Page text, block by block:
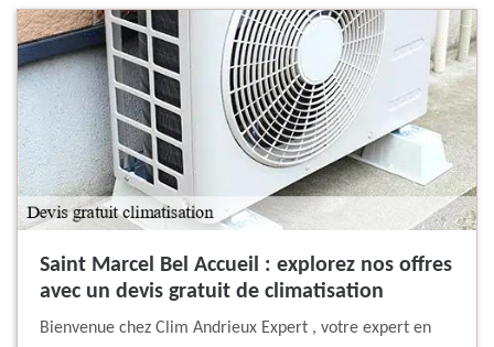
Saint Marcel Bel Accueil : explorez nos offres
avec un devis gratuit de climatisation
Bienvenue chez Clim Andrieux Expert , votre expert en